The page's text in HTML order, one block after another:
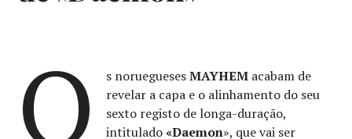
O s norueguesesMAYHEMacabam de
revelar a capa e o alinhamento do seu
sexto registo de longa-duração,
intitulado«Daemon», que vai ser